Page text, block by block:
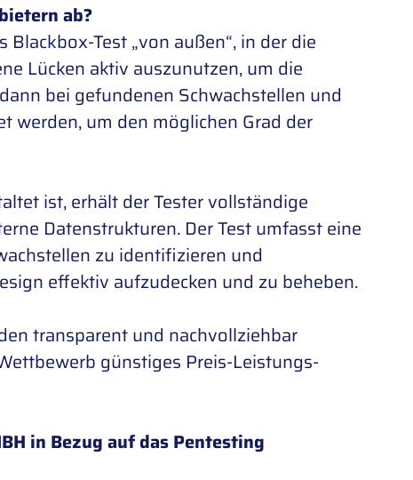
ab?
Test „von außen“, in der die
Lücken aktiv auszunutzen, um die
bei gefundenen Schwachstellen und
werden, um den möglichen Grad der
ist, erhält der Tester vollständige
Datenstrukturen. Der Test umfasst eine
zu identifizieren und
effektiv aufzudecken und zu beheben.
transparent und nachvollziehbar
günstiges Preis-Leistungs-
in Bezug auf das Pentesting